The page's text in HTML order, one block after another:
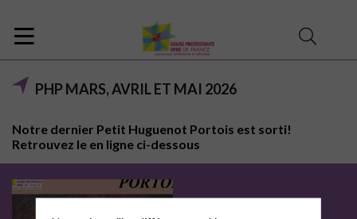
PHP MARS, AVRIL ET MAI 2026
Notre dernier Petit Huguenot Portois est sorti!
Retrouvez le en ligne ci-dessous